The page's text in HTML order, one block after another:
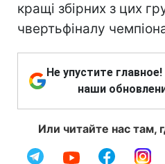
кращі збірних з цих
чвертьфіналу
Не упустите
наши
Или читайте нас там,